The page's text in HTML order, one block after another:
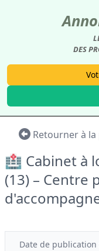
DES
Retourner à
🏥 Cabinet à
(13) – Centre
Date de publication